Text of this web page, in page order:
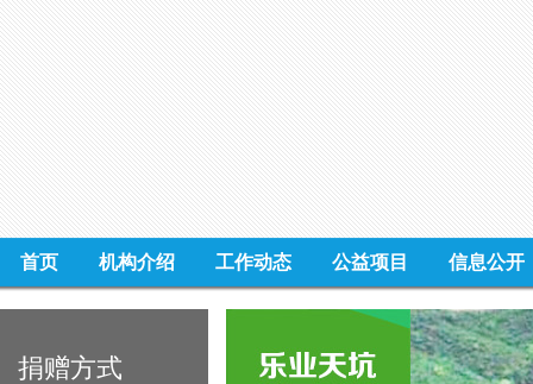
首页 机构介绍 工作动态 公益项目 信息公开
捐赠方式